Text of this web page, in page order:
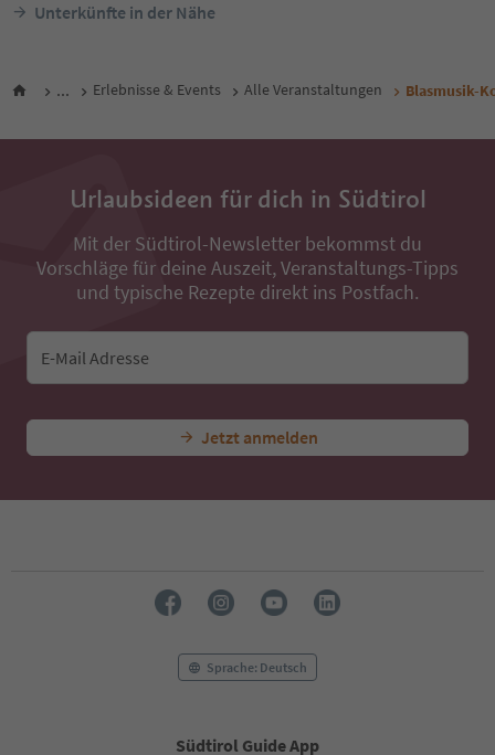
Unterkünfte in der Nähe
... Erlebnisse & Events Alle Veranstaltungen Blasmusik-
Urlaubsideen für dich in Südtirol
Mit der Südtirol-Newsletter bekommst du
Vorschläge für deine Auszeit, Veranstaltungs-Tipps
und typische Rezepte direkt ins Postfach.
E-Mail Adresse
Jetzt anmelden
Sprache: Deutsch
Südtirol Guide App